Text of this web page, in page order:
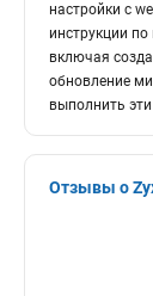
настройки с
инструкции
включая
обновление
выполнить
Отзывы о